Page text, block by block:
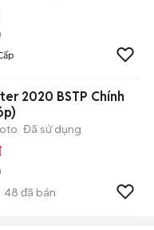
2020 BSTP Chính
Đã sử dụng
48 đã bán